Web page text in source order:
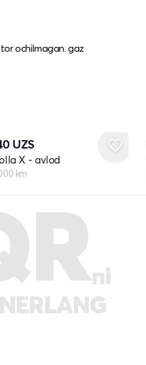
ochilmagan. gaz
UZS
X - avlod
km
ni